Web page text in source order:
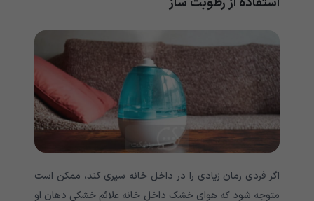
اگر فردی زمان زیادی را در داخل خانه سپری کند، ممکن است
متوجه شود که هوای خشک داخل خانه علائم خشکی دهان او